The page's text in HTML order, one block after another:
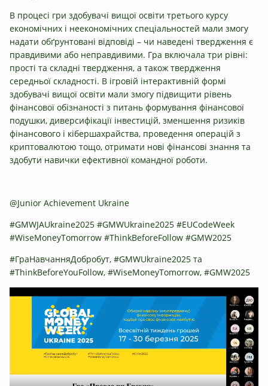
В процесі гри здобувачі вищої освіти третього курсу
економічних і неекономічних спеціальностей мали змогу
надати обґрунтовані відповіді – чи наведені твердження є
правдивими або неправдивими. Гра включала три рівні:
прості та складні твердження, а також твердження
середньої складності. В ігровій інтерактивній формі
здобувачі вищої освіти мали змогу підвищити рівень
фінансової обізнаності з питань формування фінансової
подушки, диверсифікації інвестицій, зменшення ризиків
фінансового і кібершахрайства, проведення операцій з
криптовалютою тощо, отримати нові фінансові знання та
здобути навички ефективної командної роботи.
@Junior Achievement Ukraine
#GMWJAUkraine2025 #GMWUkraine2025 #EUCodeWeek
#WiseMoneyTomorrow #ThinkBeforeFollow #GMW2025
#ГраНавчанняДобробут, #GMWUkraine2025 та
#ThinkBeforeYouFollow, #WiseMoneyTomorrow, #GMW2025